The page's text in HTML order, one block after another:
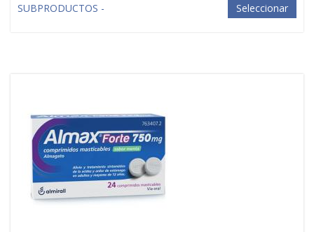
SUBPRODUCTOS - Seleccionar